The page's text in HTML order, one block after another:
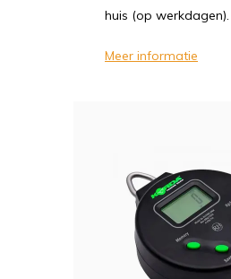
huis (op
Meer informatie